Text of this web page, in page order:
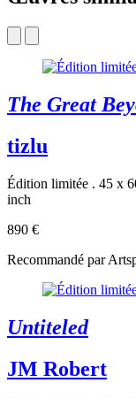
The Great
tizlu
Édition limitée . 45 x
inch
890 €
Recommandé par
Untiteled
JM Robert